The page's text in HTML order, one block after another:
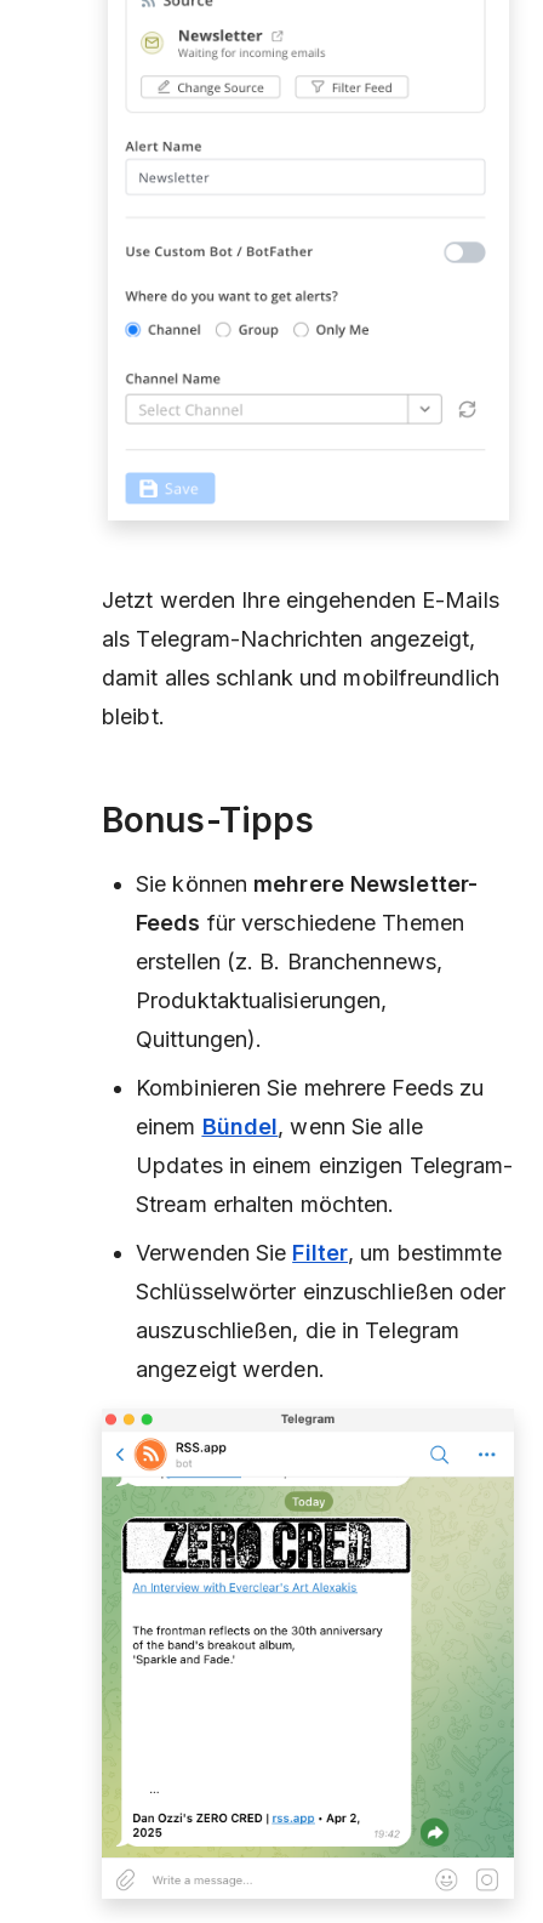
Jetzt werden Ihre eingehenden E-Mails
als Telegram-Nachrichten angezeigt,
damit alles schlank und mobilfreundlich
bleibt.
Bonus-Tipps
Sie können mehrere Newsletter-
Feeds für verschiedene Themen
erstellen (z. B. Branchennews,
Produktaktualisierungen,
Quittungen).
Kombinieren Sie mehrere Feeds zu
einem Bündel, wenn Sie alle
Updates in einem einzigen Telegram-
Stream erhalten möchten.
Verwenden Sie Filter, um bestimmte
Schlüsselwörter einzuschließen oder
auszuschließen, die in Telegram
angezeigt werden.